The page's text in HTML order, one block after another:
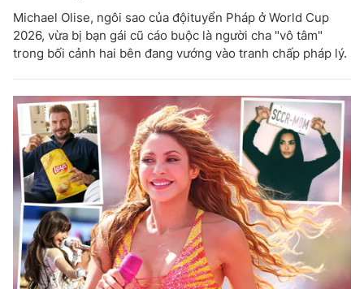
Michael Olise, ngôi sao của độituyển Pháp ở World Cup
2026, vừa bị bạn gái cũ cáo buộc là người cha "vô tâm"
trong bối cảnh hai bên đang vướng vào tranh chấp pháp lý.